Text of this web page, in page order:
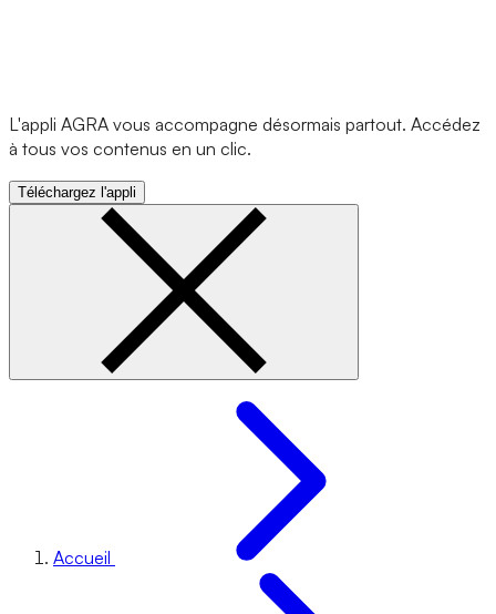
L'appli AGRA vous accompagne désormais partout. Accédez
à tous vos contenus en un clic.
Téléchargez l'appli
Accueil